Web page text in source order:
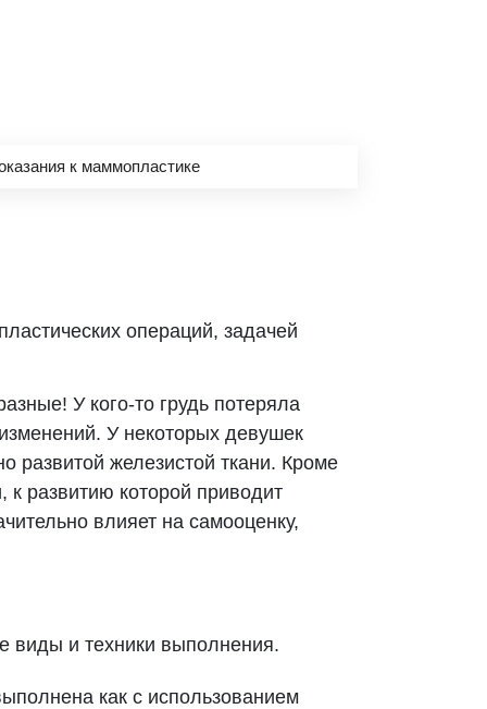
к маммопластике
операций, задачей
У кого-то грудь потеряла
У некоторых девушек
развитой железистой ткани. Кроме
к развитию которой приводит
влияет на самооценку,
виды и техники выполнения.
как с использованием